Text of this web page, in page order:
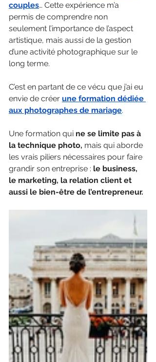
couples… Cette expérience m’a
permis de comprendre non
seulement l’importance de l’aspect
artistique, mais aussi de la gestion
d’une activité photographique sur le
long terme.
C’est en partant de ce vécu que j’ai eu
envie de créer une formation dédiée
aux photographes de mariage.
Une formation qui ne se limite pas à
la technique photo, mais qui aborde
les vrais piliers nécessaires pour faire
grandir son entreprise : le business,
le marketing, la relation client et
aussi le bien-être de l’entrepreneur.